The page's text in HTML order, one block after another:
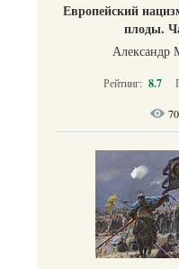
Европейский
плоды.
Александр
Рейтинг: 8.7